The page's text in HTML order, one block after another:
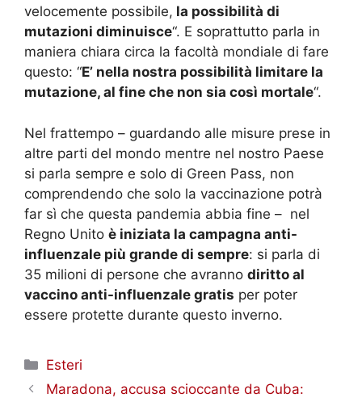
velocemente possibile, la possibilità di
mutazioni diminuisce“. E soprattutto parla in
maniera chiara circa la facoltà mondiale di fare
questo: “E’ nella nostra possibilità limitare la
mutazione, al fine che non sia così mortale“.
Nel frattempo – guardando alle misure prese in
altre parti del mondo mentre nel nostro Paese
si parla sempre e solo di Green Pass, non
comprendendo che solo la vaccinazione potrà
far sì che questa pandemia abbia fine – nel
Regno Unito è iniziata la campagna anti-
influenzale più grande di sempre: si parla di
35 milioni di persone che avranno diritto al
vaccino anti-influenzale gratis per poter
essere protette durante questo inverno.
Categorie
Esteri
Maradona, accusa scioccante da Cuba: